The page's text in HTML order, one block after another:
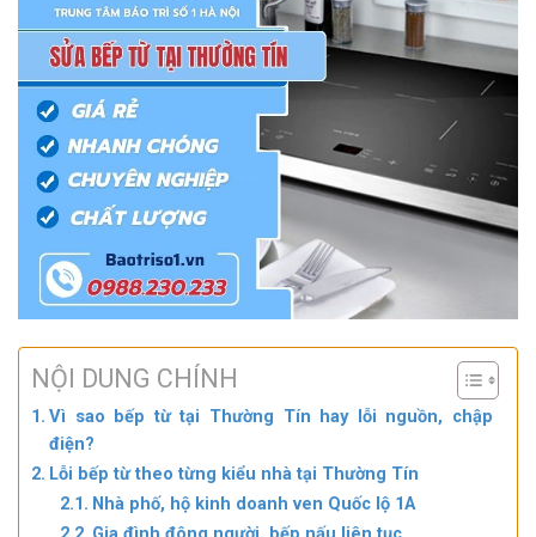
NỘI DUNG CHÍNH
Vì sao bếp từ tại Thường Tín hay lỗi nguồn, chập
điện?
Lỗi bếp từ theo từng kiểu nhà tại Thường Tín
Nhà phố, hộ kinh doanh ven Quốc lộ 1A